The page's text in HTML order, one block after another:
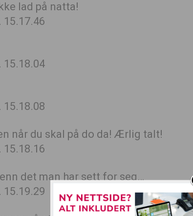
lad på natta!
når du skal på do da! Ærlig talt!
det man har sett for seg…